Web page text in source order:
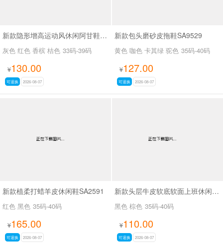
新款隐形增高运动风休闲阿甘鞋SA54133
灰色 红色 香槟 桔色 33码-39码
¥130.00
可退换 2026-08-07
新款包头磨砂皮拖鞋SA9529
黄色 咖色 卡其绿 驼色 35码-40码
¥127.00
可退换 2026-08-07
新款植柔打蜡羊皮休闲鞋SA2591
红色 黑色 35码-40码
¥165.00
可退换 2026-08-07
新款头层牛皮软底软面上班休闲百搭女鞋SA3089
黑色 棕色 35码-40码
¥110.00
可退换 2026-08-07